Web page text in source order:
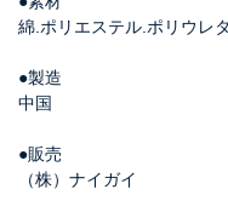
綿.ポリエステル.ポリウレ
●製造
中国
●販売
（株）ナイガイ